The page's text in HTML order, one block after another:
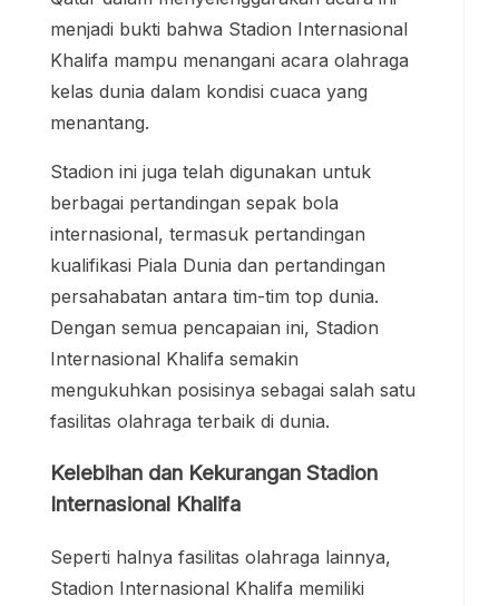
menjadi bukti bahwa Stadion Internasional
Khalifa mampu menangani acara olahraga
kelas dunia dalam kondisi cuaca yang
menantang.
Stadion ini juga telah digunakan untuk
berbagai pertandingan sepak bola
internasional, termasuk pertandingan
kualifikasi Piala Dunia dan pertandingan
persahabatan antara tim-tim top dunia.
Dengan semua pencapaian ini, Stadion
Internasional Khalifa semakin
mengukuhkan posisinya sebagai salah satu
fasilitas olahraga terbaik di dunia.
Kelebihan dan Kekurangan Stadion
Internasional Khalifa
Seperti halnya fasilitas olahraga lainnya,
Stadion Internasional Khalifa memiliki